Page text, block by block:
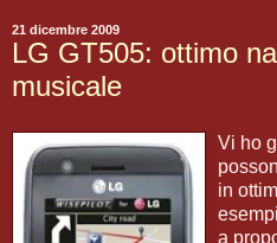
21 dicembre 2009
LG GT505: ottimo
musicale
Vi ho
in
a